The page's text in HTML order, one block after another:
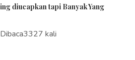
diucapkan tapi Banyak Yang
kali